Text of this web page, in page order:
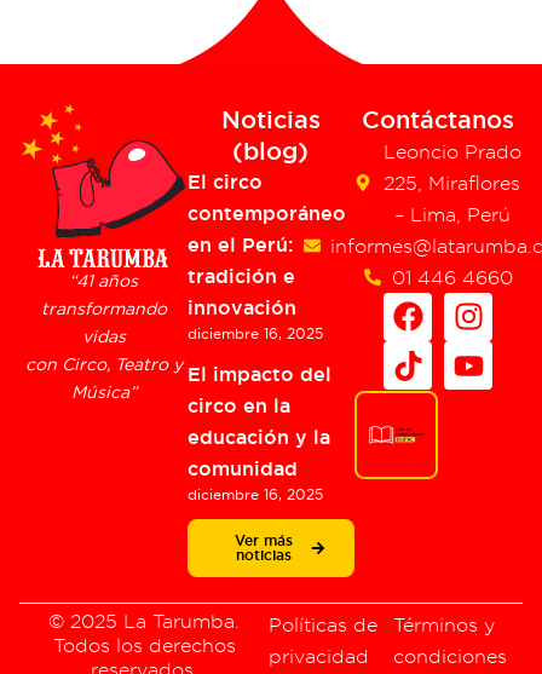
“41 años
transformando
vidas
con Circo, Teatro y
Música”
Noticias
(blog)
El circo
contemporáneo
en el Perú:
tradición e
innovación
diciembre 16, 2025
El impacto del
circo en la
educación y la
comunidad
diciembre 16, 2025
Ver más
noticias
Contáctanos
Leoncio Prado
225, Miraflores
– Lima, Perú
01 446 4660
F
a
c
e
b
o
I
n
s
t
T
i
k
t
o
Y
o
u
t
© 2025 La Tarumba.
Todos los derechos
reservados.
Políticas de
privacidad
Términos y
condiciones